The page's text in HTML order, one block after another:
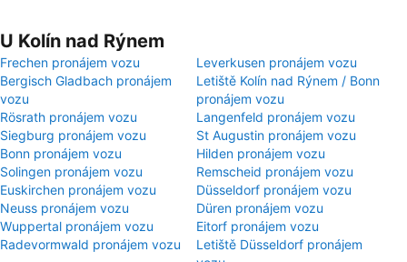
U Kolín nad Rýnem
Frechen pronájem vozu
Leverkusen pronájem vozu
Bergisch Gladbach pronájem
vozu
Letiště Kolín nad Rýnem / Bonn
pronájem vozu
Rösrath pronájem vozu
Langenfeld pronájem vozu
Siegburg pronájem vozu
St Augustin pronájem vozu
Bonn pronájem vozu
Hilden pronájem vozu
Solingen pronájem vozu
Remscheid pronájem vozu
Euskirchen pronájem vozu
Düsseldorf pronájem vozu
Neuss pronájem vozu
Düren pronájem vozu
Wuppertal pronájem vozu
Eitorf pronájem vozu
Radevormwald pronájem vozu
Letiště Düsseldorf pronájem